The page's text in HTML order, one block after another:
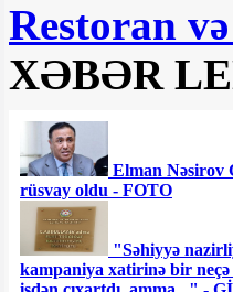
Restoran
XƏBƏR
Elman Nəsirov
rüsvay oldu - FOTO
"Səhiyyə
kampaniya xatirinə bir neçə